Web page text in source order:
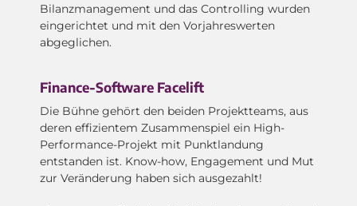
Bilanzmanagement und das Controlling wurden
eingerichtet und mit den Vorjahreswerten
abgeglichen.
Finance-Software Facelift
Die Bühne gehört den beiden Projektteams, aus
deren effizientem Zusammenspiel ein High-
Performance-Projekt mit Punktlandung
entstanden ist. Know-how, Engagement und Mut
zur Veränderung haben sich ausgezahlt!